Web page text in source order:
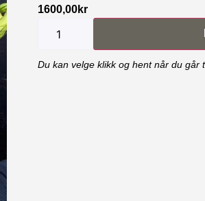
1600,00kr
Du kan velge klikk og hent når du går